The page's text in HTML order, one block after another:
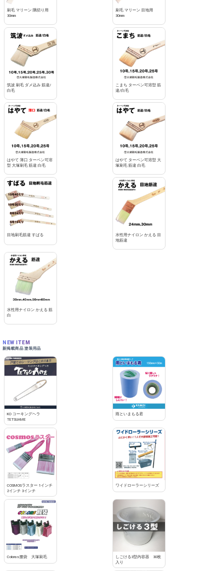
刷毛 マリーン 隅切り用
30mm
刷毛 マリーン 目地用
30mm
筑波 刷毛 ダメ込み 筋違/
白毛
こまち ターペン可溶型 筋
違/白毛
はやて 薄口 ターペン可溶
型 大塚刷毛 筋違 白毛
はやて ターペン可溶型 大
塚刷毛 筋違 白毛
目地刷毛筋違 すばる
水性用ナイロン かえる 目
地筋違
水性用ナイロン かえる 筋
白
NEW ITEM
新掲載商品 塗装用品
KO コーキングヘラ
TETSUAME
雨といまもる君
COSMOSラスター 1インチ
2インチ 3インチ
ワイドローラーシリーズ
Coloras腰袋 大塚刷毛
しごける3型内容器 30枚
入り